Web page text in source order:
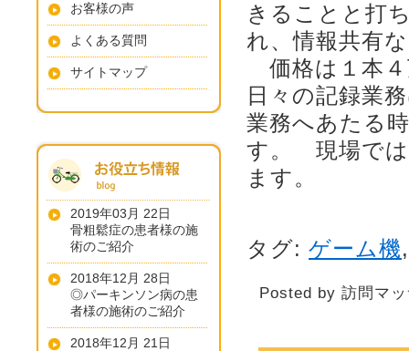
きることと打
れ、情報共有
価格は１本４
日々の記録業
業務へあたる
す。 現場では
ます。
タグ: ゲーム機
Posted by 訪問マ
お客様の声
よくある質問
サイトマップ
2019年03月 22日
骨粗鬆症の患者様の施
術のご紹介
2018年12月 28日
◎パーキンソン病の患
者様の施術のご紹介
2018年12月 21日